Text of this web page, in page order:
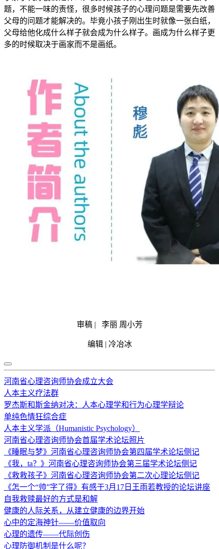
题，不能一味的责怪，很多时候孩子的心理问题是需要先改善
父母的问题才能解决的。毕竟小孩子刚出生时就像一张白纸，
父母给他化成什么样子就会成为什么样子。画成为什么样子更
多的时候取决于画家而不是画纸。
审稿 | 李丽 周小芳
编辑 | 冷冶冰
河南省心理咨询师协会成立大会
人本主义疗法群
罗杰斯和斯金纳对决：人本心理学和行为心理学辩论
单纯色情狂综合症
人本主义学派（Humanistic Psychology）
河南省心理咨询师协会首届学术论坛照片
《睡眠与梦》河南省心理咨询师协会第四届学术论坛侧记
《我，ta？》河南省心理咨询师协会第三届学术论坛侧记
《救救孩子》河南省心理咨询师协会第二次心理论坛侧记
《怎一个“帅”字了得》有感于3月17日王雨若教授的论坛讲座
自我救赎最好的方式是和解
健康的人际关系，从建立健康的边界开始
心中的定海神针——价值取向
心理的遗传——代际创伤
心理防御机制是什么呢？